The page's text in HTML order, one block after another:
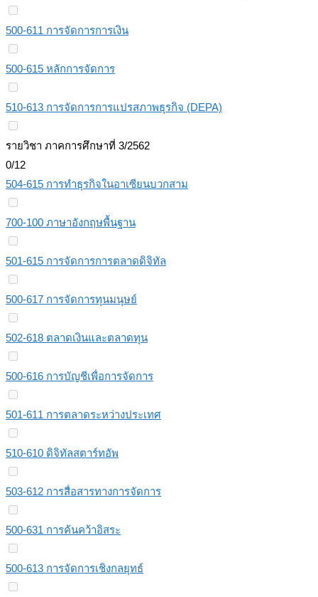
500-611 การจัดการการเงิน
500-615 หลักการจัดการ
510-613 การจัดการการแปรสภาพธุรกิจ (DEPA)
รายวิชา ภาคการศึกษาที่ 3/2562
0/12
504-615 การทำธุรกิจในอาเซียนบวกสาม
700-100 ภาษาอังกฤษพื้นฐาน
501-615 การจัดการการตลาดดิจิทัล
500-617 การจัดการทุนมนุษย์
502-618 ตลาดเงินและตลาดทุน
500-616 การบัญชีเพื่อการจัดการ
501-611 การตลาดระหว่างประเทศ
510-610 ดิจิทัลสตาร์ทอัพ
503-612 การสื่อสารทางการจัดการ
500-631 การค้นคว้าอิสระ
500-613 การจัดการเชิงกลยุทธ์